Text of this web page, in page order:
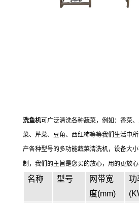
洗鱼机可广泛清洗各种蔬菜，例如：香菜
菜、芹菜、豆角、西红柿等等我们生活中
产各种型号的多功能蔬菜清洗机，设备大
制，我们的主旨是您买的放心，用的更放心
名称 型号
网带宽
度(mm)
功